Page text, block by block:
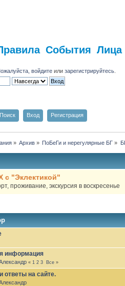
События Лица
войдите илизарегистрируйтесь
Поиск Вход Регистрация
» Архив » ПоБеГи и нерегулярные БГ »
с "Эклектикой"
проживание, экскурсия в воскресенье
информация
« 1 2 3 Все »
ответы на сайте.